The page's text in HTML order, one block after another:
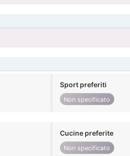
Sport preferiti
Non specificato
Cucine preferite
Non specificato